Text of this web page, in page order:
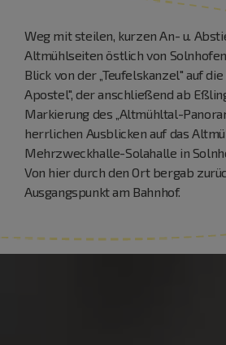
Weg mit steilen, kurzen An- u.
Altmühlseiten östlich von
Blick von der „Teufelskanzel" auf
Apostel", der anschließend ab
Markierung des „Altmühltal-
herrlichen Ausblicken auf das
Mehrzweckhalle-Solahalle in
Von hier durch den Ort bergab
Ausgangspunkt am Bahnhof.